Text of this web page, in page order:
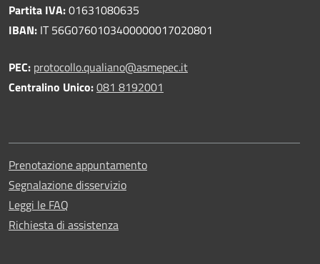
Partita IVA:01631080635
IBAN: IT 56G0760103400000017020801
PEC: protocollo.qualiano@asmepec.it
Centralino Unico:081 8192001
Prenotazione appuntamento
Segnalazione disservizio
Leggi le FAQ
Richiesta di assistenza